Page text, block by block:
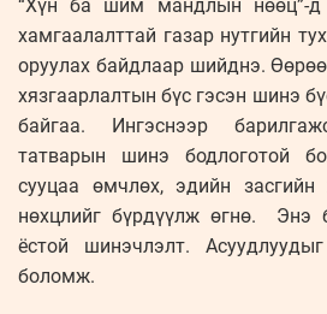
“Хүн ба шим мандлын нөөц”-д
хамгаалалттай газар нутгийн
оруулах байдлаар шийднэ.
хязгаарлалтын бүс гэсэн шинэ
байгаа. Ингэснээр
татварын шинэ бодлоготой
сууцаа өмчлөх, эдийн засгийн
нөхцлийг бүрдүүлж өгнө. Энэ
ёстой шинэчлэлт.
боломж.